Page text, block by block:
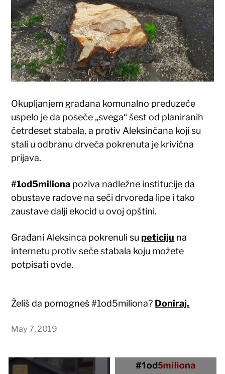
Okupljanjem građana komunalno preduzeće
uspelo je da poseče „svega“ šest od planiranih
četrdeset stabala, a protiv Aleksinčana koji su
stali u odbranu drveća pokrenuta je krivična
prijava.
#1od5miliona poziva nadležne institucije da
obustave radove na seči drvoreda lipe i tako
zaustave dalji ekocid u ovoj opštini.
Građani Aleksinca pokrenuli su peticiju na
internetu protiv seče stabala koju možete
potpisati ovde.
Želiš da pomogneš #1od5miliona? Doniraj.
May 7, 2019